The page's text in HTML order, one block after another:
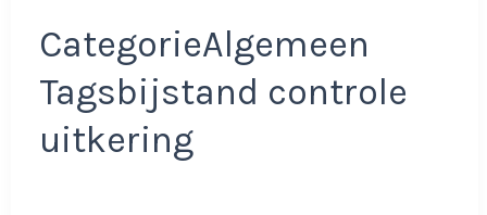
CategorieAlgemeen
Tagsbijstand controle
uitkering